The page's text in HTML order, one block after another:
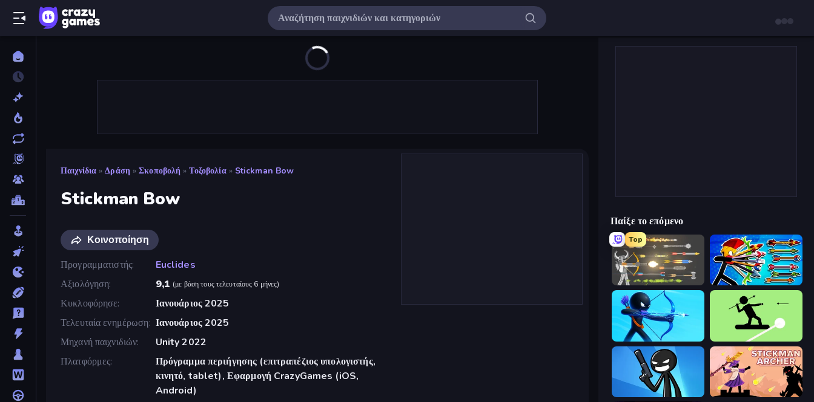
Παιχνίδια » Δράση » Σκοποβολή » Τοξοβολία » Stickman Bow
Stickman Bow
Κοινοποίηση
Προγραμματιστής
Euclides
Αξιολόγηση
9,1 (με βάση τους τελευταίους 6 μήνες)
Κυκλοφόρησε
Ιανουάριος 2025
Τελευταία ενημέρωση Ιανουάριος 2025
Μηχανή παιχνιδιών
Unity 2022
Πλατφόρμες
Πρόγραμμα περιήγησης (επιτραπέζιος υπολογιστής,
κινητό, tablet), Εφαρμογή CrazyGames (iOS,
Android)
Παίξε το επόμενο
Top
Ragdoll Archers Archer Ragdoll Masters
Archers Random The Spear Stickman
Stickman Archer: The Wizard Hero